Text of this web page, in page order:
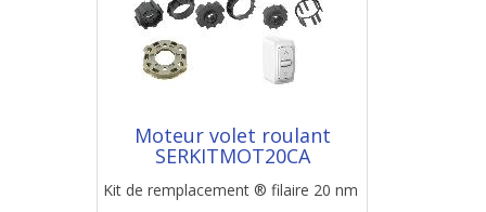
Moteur volet roulant
SERKITMOT20CA
Kit de remplacement ® filaire 20 nm